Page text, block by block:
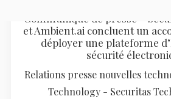
Communiqué de presse –
et Ambient.ai concluent un
déployer une plateforme
sécurité
Relations presse nouvelles
Technology - Securitas